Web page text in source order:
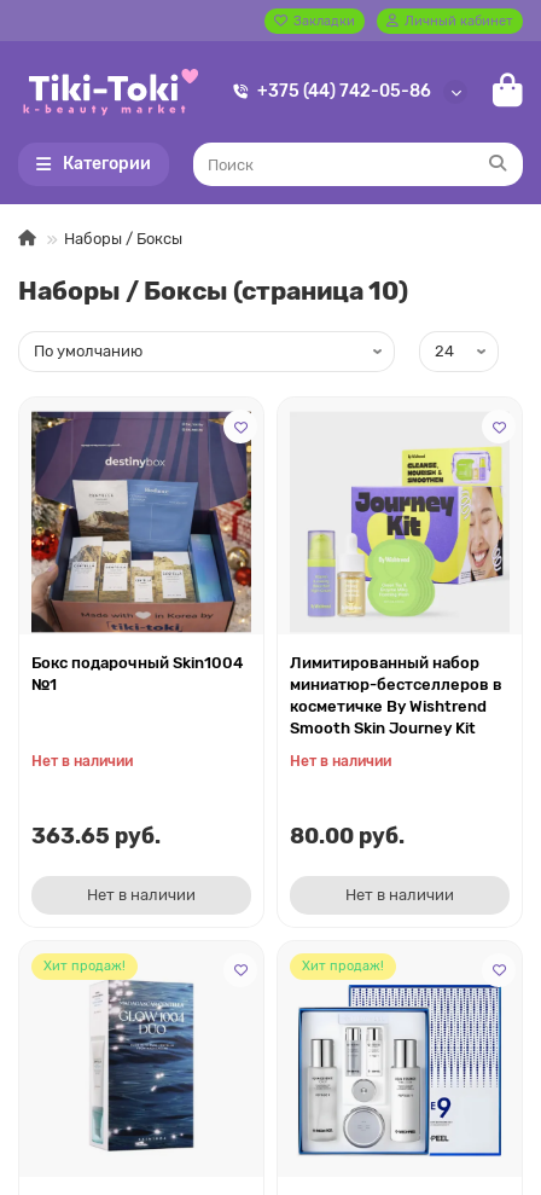
Закладки Личный кабинет
+375 (44) 742-05-86
Категории
Наборы / Боксы
Наборы / Боксы (страница 10)
Бокс подарочный Skin1004
№1
Нет в наличии
363.65 руб.
Нет в наличии
Лимитированный набор
миниатюр-бестселлеров в
косметичке By Wishtrend
Smooth Skin Journey Kit
Нет в наличии
80.00 руб.
Нет в наличии
Хит продаж! Хит продаж!